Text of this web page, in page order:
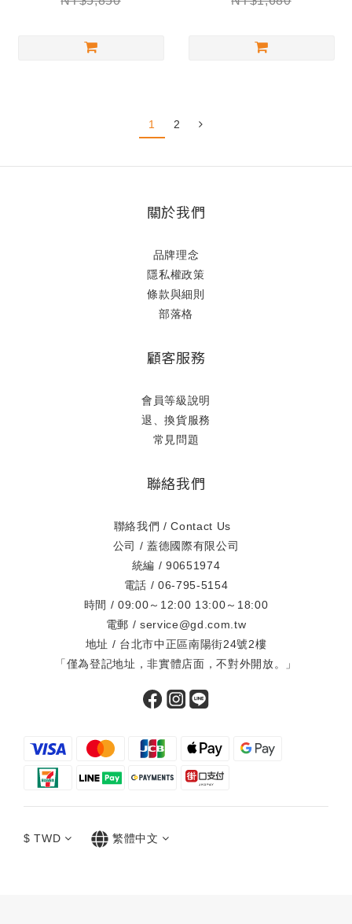
1 2
關於我們
品牌理念
隱私權政策
條款與細則
部落格
顧客服務
會員等級說明
退、換貨服務
常見問題
聯絡我們
聯絡我們 / Contact Us
公司 / 蓋德國際有限公司
統編 / 90651974
電話 / 06-795-5154
時間 / 09:00～12:00 13:00～18:00
電郵 / service@gd.com.tw
地址 / 台北市中正區南陽街24號2樓
「僅為登記地址，非實體店面，不對外開放。」
$ TWD 繁體中文